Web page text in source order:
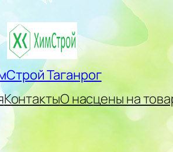
Таганрог
КонтактыО насцены на